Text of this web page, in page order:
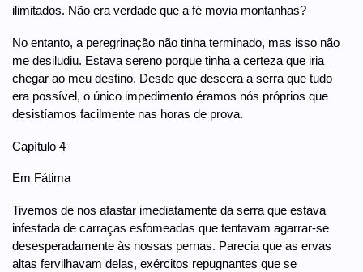
ilimitados. Não era verdade que a fé movia montanhas?
No entanto, a peregrinação não tinha terminado, mas isso não
me desiludiu. Estava sereno porque tinha a certeza que iria
chegar ao meu destino. Desde que descera a serra que tudo
era possível, o único impedimento éramos nós próprios que
desistíamos facilmente nas horas de prova.
Capítulo 4
Em Fátima
Tivemos de nos afastar imediatamente da serra que estava
infestada de carraças esfomeadas que tentavam agarrar-se
desesperadamente às nossas pernas. Parecia que as ervas
altas fervilhavam delas, exércitos repugnantes que se